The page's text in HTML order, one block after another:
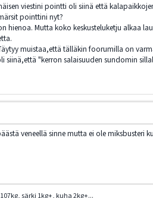
viestini pointti oli siinä että
pointtini nyt?
hienoa. Mutta koko keskusteluketju alkaa
muistaa,että tälläkin foorumilla on
"kerron salaisuuden sundomin
veneellä sinne mutta ei ole miksbusteri